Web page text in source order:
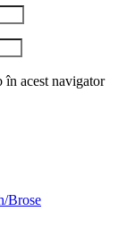
în acest navigator